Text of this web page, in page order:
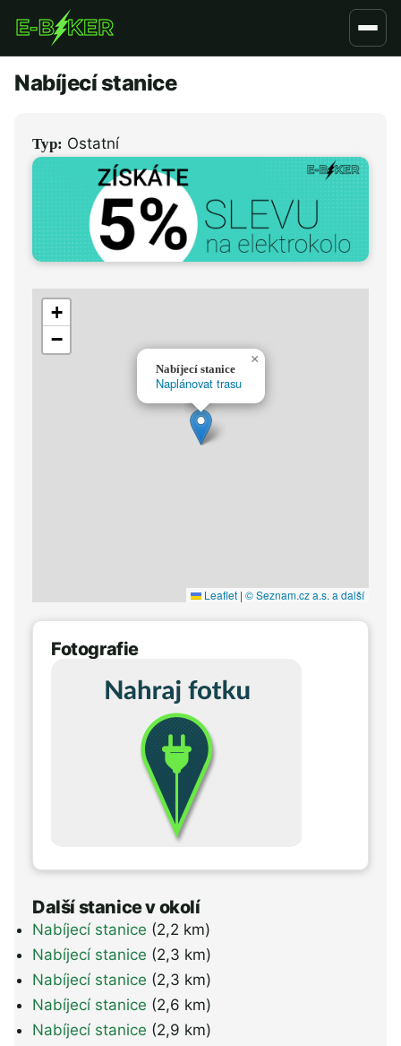
obsahu
Nabíjecí stanice
Typ: Ostatní
Nabíjecí stanice
Naplánovat trasu
×
+
−
Leaflet | © Seznam.cz a.s. a další
Fotografie
Další stanice v okolí
Nabíjecí stanice (2,2 km)
Nabíjecí stanice (2,3 km)
Nabíjecí stanice (2,3 km)
Nabíjecí stanice (2,6 km)
Nabíjecí stanice (2,9 km)